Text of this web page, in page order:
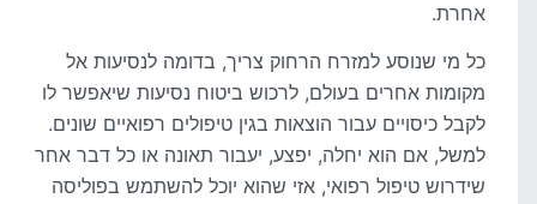
אחרת.
כל מי שנוסע למזרח הרחוק צריך, בדומה לנסיעות אל
מקומות אחרים בעולם, לרכוש ביטוח נסיעות שיאפשר לו
לקבל כיסויים עבור הוצאות בגין טיפולים רפואיים שונים.
למשל, אם הוא יחלה, יפצע, יעבור תאונה או כל דבר אחר
שידרוש טיפול רפואי, אזי שהוא יוכל להשתמש בפוליסה